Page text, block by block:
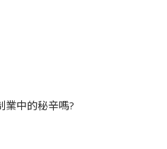
業中的秘辛嗎?​